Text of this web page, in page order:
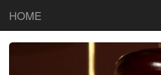
HOME